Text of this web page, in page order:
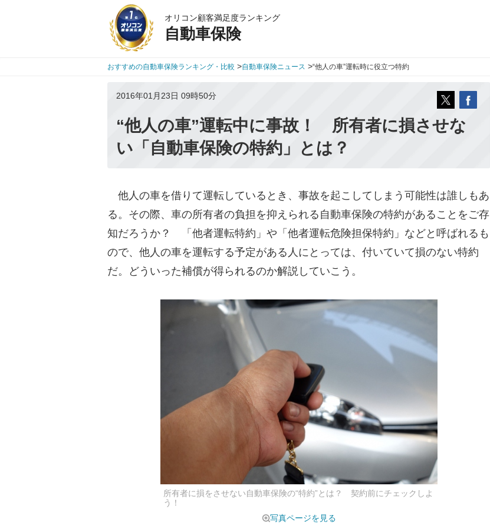
オリコン顧客満足度ランキング
自動車保険
おすすめの自動車保険ランキング・比較 >自動車保険ニュース >“他人の車”運転時に役立つ特約
2016年01月23日 09時50分
“他人の車”運転中に事故！ 所有者に損させな
い「自動車保険の特約」とは？
他人の車を借りて運転しているとき、事故を起こしてしまう可能性は誰しもあ
る。その際、車の所有者の負担を抑えられる自動車保険の特約があることをご存
知だろうか？ 「他者運転特約」や「他者運転危険担保特約」などと呼ばれるも
ので、他人の車を運転する予定がある人にとっては、付いていて損のない特約
だ。どういった補償が得られるのか解説していこう。
所有者に損をさせない自動車保険の“特約”とは？ 契約前にチェックしよ
う！
写真ページを見る